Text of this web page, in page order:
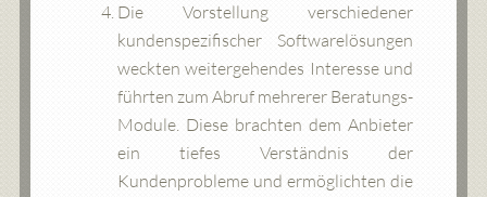
Die Vorstellung verschiedener
kundenspezifischer Softwarelösungen
weckten weitergehendes Interesse und
führten zum Abruf mehrerer Beratungs-
Module. Diese brachten dem Anbieter
ein tiefes Verständnis der
Kundenprobleme und ermöglichten die